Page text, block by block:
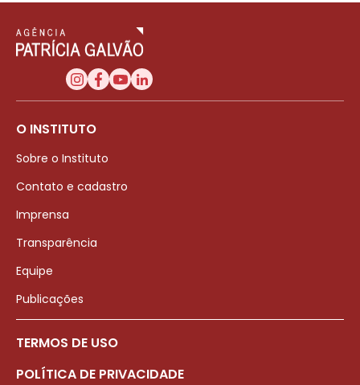
O INSTITUTO
Sobre o Instituto
Contato e cadastro
Imprensa
Transparência
Equipe
Publicações
TERMOS DE USO
POLÍTICA DE PRIVACIDADE